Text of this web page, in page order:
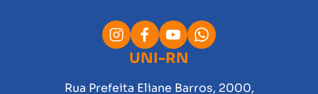
UNI-RN
Rua Prefeita Eliane Barros, 2000,